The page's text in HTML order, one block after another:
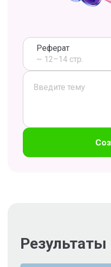
Реферат
~ 12–14 стр.